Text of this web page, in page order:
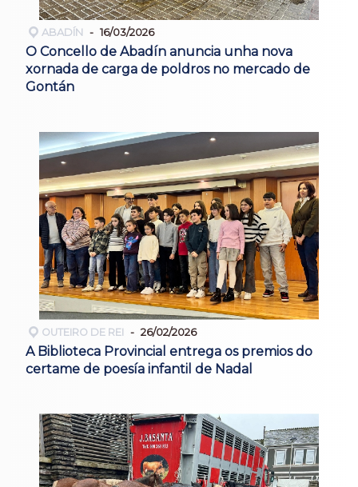
ABADÍN 16/03/2026
O Concello de Abadín anuncia unha nova
xornada de carga de poldros no mercado de
Gontán
OUTEIRO DE REI 26/02/2026
A Biblioteca Provincial entrega os premios do
certame de poesía infantil de Nadal